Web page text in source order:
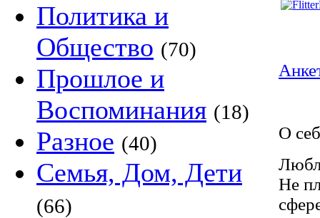
Политика и
Общество (70)
Прошлое и
Воспоминания (18)
Разное (40)
Семья, Дом, Дети
(66)
О
Не